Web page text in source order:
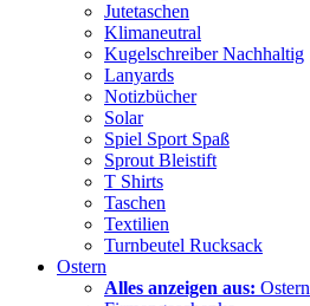
Jutetaschen
Klimaneutral
Kugelschreiber Nachhaltig
Lanyards
Notizbücher
Solar
Spiel Sport Spaß
Sprout Bleistift
T Shirts
Taschen
Textilien
Turnbeutel Rucksack
Ostern
Alles anzeigen aus: Ostern